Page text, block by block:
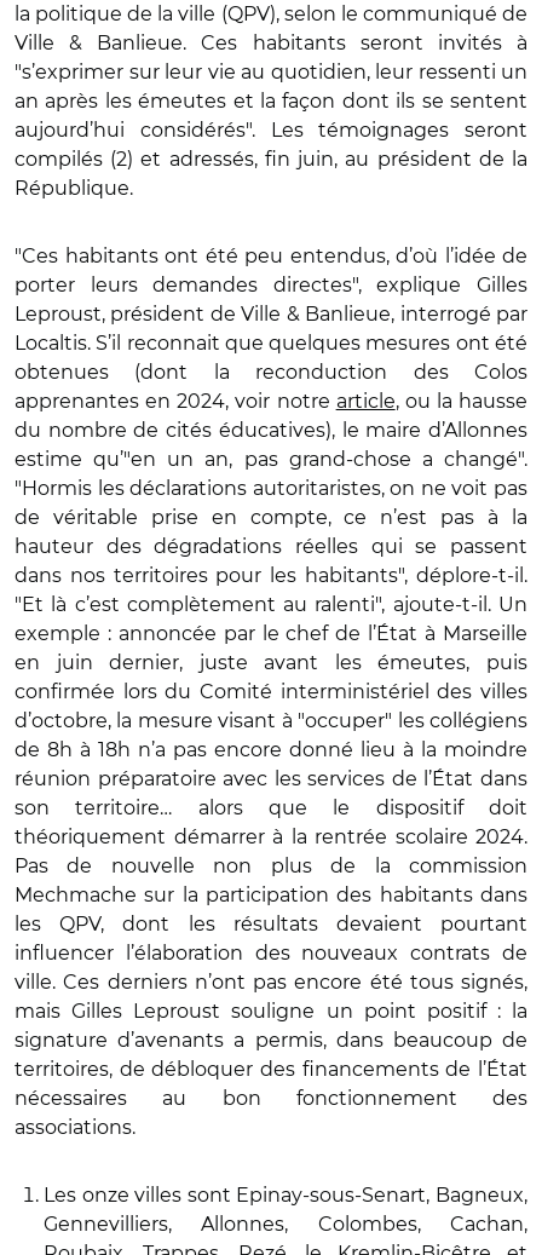
la politique de la ville (QPV), selon le communiqué de
Ville & Banlieue. Ces habitants seront invités à
"s’exprimer sur leur vie au quotidien, leur ressenti un
an après les émeutes et la façon dont ils se sentent
aujourd’hui considérés". Les témoignages seront
compilés (2) et adressés, fin juin, au président de la
République.
"Ces habitants ont été peu entendus, d’où l’idée de
porter leurs demandes directes", explique Gilles
Leproust, président de Ville & Banlieue, interrogé par
Localtis. S’il reconnait que quelques mesures ont été
obtenues (dont la reconduction des Colos
apprenantes en 2024, voir notre article, ou la hausse
du nombre de cités éducatives), le maire d’Allonnes
estime qu’"en un an, pas grand-chose a changé".
"Hormis les déclarations autoritaristes, on ne voit pas
de véritable prise en compte, ce n’est pas à la
hauteur des dégradations réelles qui se passent
dans nos territoires pour les habitants", déplore-t-il.
"Et là c’est complètement au ralenti", ajoute-t-il. Un
exemple : annoncée par le chef de l’État à Marseille
en juin dernier, juste avant les émeutes, puis
confirmée lors du Comité interministériel des villes
d’octobre, la mesure visant à "occuper" les collégiens
de 8h à 18h n’a pas encore donné lieu à la moindre
réunion préparatoire avec les services de l’État dans
son territoire… alors que le dispositif doit
théoriquement démarrer à la rentrée scolaire 2024.
Pas de nouvelle non plus de la commission
Mechmache sur la participation des habitants dans
les QPV, dont les résultats devaient pourtant
influencer l’élaboration des nouveaux contrats de
ville. Ces derniers n’ont pas encore été tous signés,
mais Gilles Leproust souligne un point positif : la
signature d’avenants a permis, dans beaucoup de
territoires, de débloquer des financements de l’État
nécessaires au bon fonctionnement des
associations.
Les onze villes sont Epinay-sous-Senart, Bagneux,
Gennevilliers, Allonnes, Colombes, Cachan,